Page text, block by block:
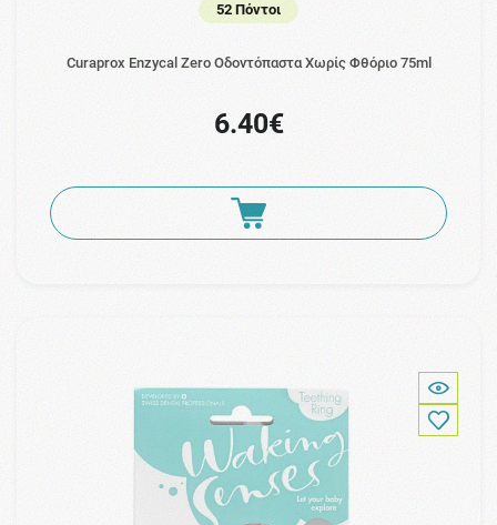
52 Πόντοι
Curaprox Enzycal Zero Οδοντόπαστα Χωρίς Φθόριο 75ml
6.40€